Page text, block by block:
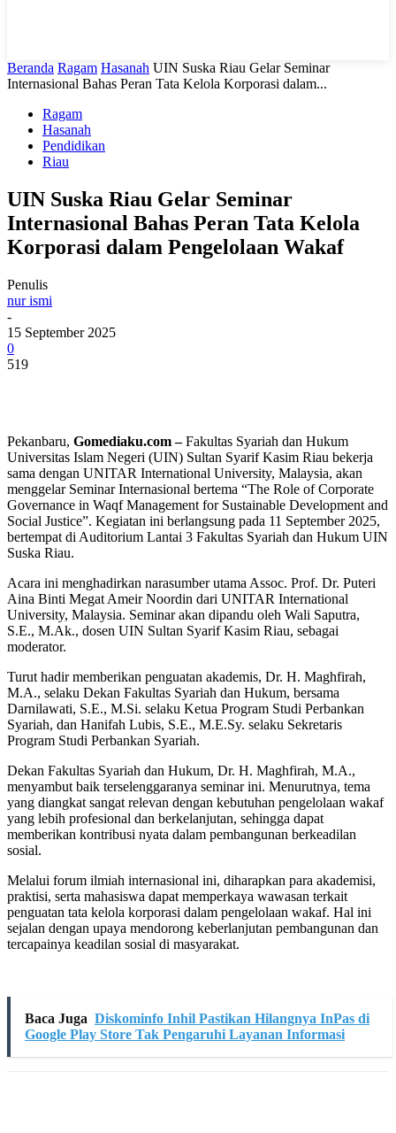
Beranda Ragam Hasanah UIN Suska Riau Gelar Seminar
Internasional Bahas Peran Tata Kelola Korporasi dalam...
Ragam
Hasanah
Pendidikan
Riau
UIN Suska Riau Gelar Seminar
Internasional Bahas Peran Tata Kelola
Korporasi dalam Pengelolaan Wakaf
Penulis
nur ismi
-
15 September 2025
0
519
Pekanbaru, Gomediaku.com –Fakultas Syariah dan Hukum
Universitas Islam Negeri (UIN) Sultan Syarif Kasim Riau bekerja
sama dengan UNITAR International University, Malaysia, akan
menggelar Seminar Internasional bertema “The Role of Corporate
Governance in Waqf Management for Sustainable Development and
Social Justice”. Kegiatan ini berlangsung pada 11 September 2025,
bertempat di Auditorium Lantai 3 Fakultas Syariah dan Hukum UIN
Suska Riau.
Acara ini menghadirkan narasumber utama Assoc. Prof. Dr. Puteri
Aina Binti Megat Ameir Noordin dari UNITAR International
University, Malaysia. Seminar akan dipandu oleh Wali Saputra,
S.E., M.Ak., dosen UIN Sultan Syarif Kasim Riau, sebagai
moderator.
Turut hadir memberikan penguatan akademis, Dr. H. Maghfirah,
M.A., selaku Dekan Fakultas Syariah dan Hukum, bersama
Darnilawati, S.E., M.Si. selaku Ketua Program Studi Perbankan
Syariah, dan Hanifah Lubis, S.E., M.E.Sy. selaku Sekretaris
Program Studi Perbankan Syariah.
Dekan Fakultas Syariah dan Hukum, Dr. H. Maghfirah, M.A.,
menyambut baik terselenggaranya seminar ini. Menurutnya, tema
yang diangkat sangat relevan dengan kebutuhan pengelolaan wakaf
yang lebih profesional dan berkelanjutan, sehingga dapat
memberikan kontribusi nyata dalam pembangunan berkeadilan
sosial.
Melalui forum ilmiah internasional ini, diharapkan para akademisi,
praktisi, serta mahasiswa dapat memperkaya wawasan terkait
penguatan tata kelola korporasi dalam pengelolaan wakaf. Hal ini
sejalan dengan upaya mendorong keberlanjutan pembangunan dan
tercapainya keadilan sosial di masyarakat.
Baca Juga Diskominfo Inhil Pastikan Hilangnya InPas di
Google Play Store Tak Pengaruhi Layanan Informasi